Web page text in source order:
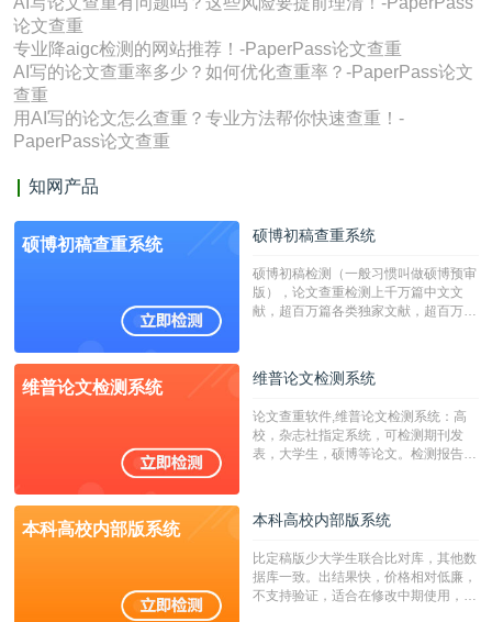
论文查重
专业降aigc检测的网站推荐！-PaperPass论文查重
AI写的论文查重率多少？如何优化查重率？-PaperPass论文
查重
用AI写的论文怎么查重？专业方法帮你快速查重！-
PaperPass论文查重
知网产品
硕博初稿查重系统 硕博初稿查重系统
硕博初稿检测（一般习惯叫做硕博预审
版），论文查重检测上千万篇中文文
献，超百万篇各类独家文献，超百万港
校用来检测硕博论文的系统，检测范围
广，数据来源真实，检测算法合理!本
字符数30万）
维普论文检测系统 维普论文检测系统
论文查重软件,维普论文检测系统：高
校，杂志社指定系统，可检测期刊发
表，大学生，硕博等论文。检测报告支
本科高校内部版系统 本科高校内部版系统
比定稿版少大学生联合比对库，其他数
据库一致。出结果快，价格相对低廉，
不支持验证，适合在修改中期使用，定